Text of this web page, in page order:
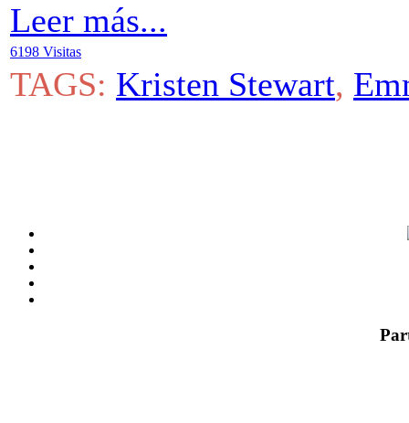
Leer más...
6198 Visitas
TAGS: Kristen Stewart,